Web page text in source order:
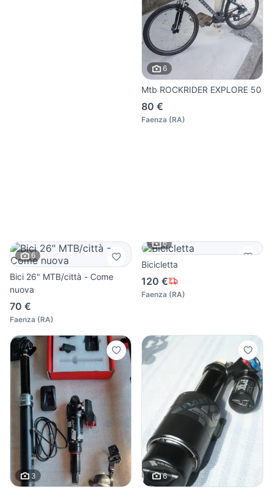
6
Mtb ROCKRIDER EXPLORE 50
80 €
Faenza (RA)
6
Bici 26" MTB/città - Come
nuova
70 €
Faenza (RA)
6
Bicicletta
120 €
Faenza (RA)
3 6